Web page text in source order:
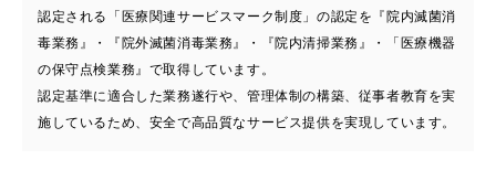
認定される「医療関連サービスマーク制度」の認定を『院内滅菌消
毒業務』・『院外滅菌消毒業務』・『院内清掃業務』・「医療機器
の保守点検業務』で取得しています。
認定基準に適合した業務遂行や、管理体制の構築、従事者教育を実
施しているため、安全で高品質なサービス提供を実現しています。